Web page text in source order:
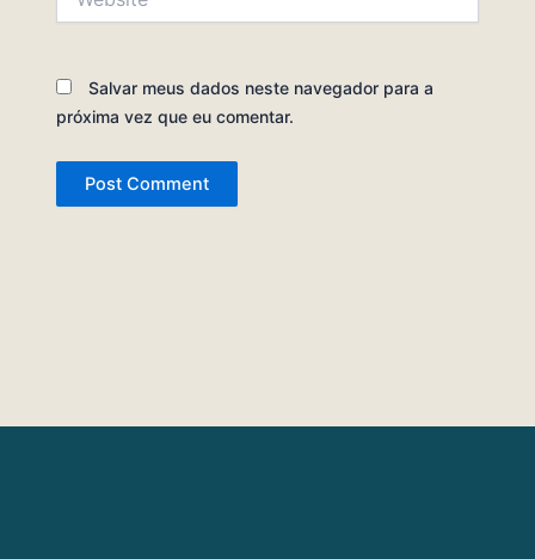
Salvar meus dados neste navegador para a
próxima vez que eu comentar.